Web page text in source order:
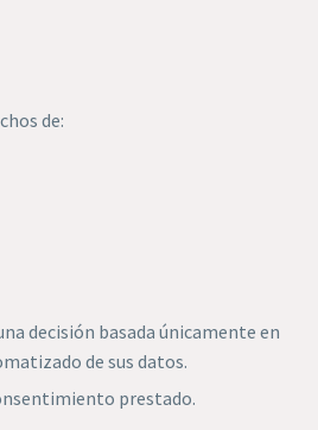
de:
decisión basada únicamente en
de sus datos.
prestado.